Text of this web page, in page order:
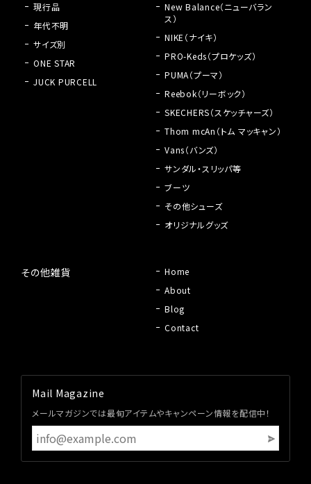
現行品
年代不明
サイズ別
ONE STAR
JUCK PURCELL
New Balance（ニューバラン
ス）
NIKE（ナイキ）
PRO-Keds（プロケッズ）
PUMA（プーマ）
Reebok（リーボック）
SKECHERS（スケッチャーズ）
Thom mcAn（トム マッキャン）
Vans（バンズ）
サンダル・スリッパ等
ブーツ
その他シューズ
オリジナルグッズ
その他雑貨
Home
About
Blog
Contact
Mail Magazine
メールマガジンでは最旬アイテムやキャンペーン情報を配信中！